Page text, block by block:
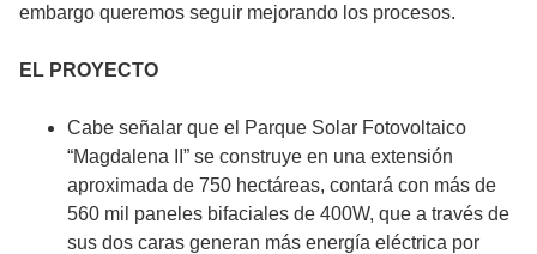
embargo queremos seguir mejorando los procesos.
EL PROYECTO
Cabe señalar que el Parque Solar Fotovoltaico
“Magdalena II” se construye en una extensión
aproximada de 750 hectáreas, contará con más de
560 mil paneles bifaciales de 400W, que a través de
sus dos caras generan más energía eléctrica por